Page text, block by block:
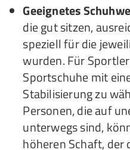
Geeignetes
die gut sitzen,
speziell für die
wurden. Für
Sportschuhe mit
Stabilisierung zu
Personen, die auf
unterwegs sind,
höheren Schaft, der